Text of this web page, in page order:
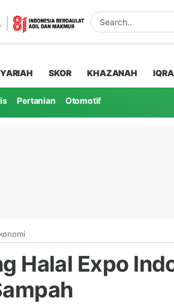
SKOR KHAZANAH IQRA
Pertanian Otomotif
Halal Expo